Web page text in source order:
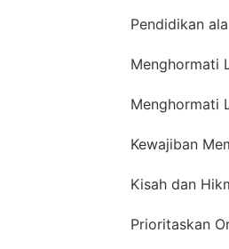
Pendidikan
Menghormati
Menghormati
Kewajiban
Kisah dan
Prioritaskan